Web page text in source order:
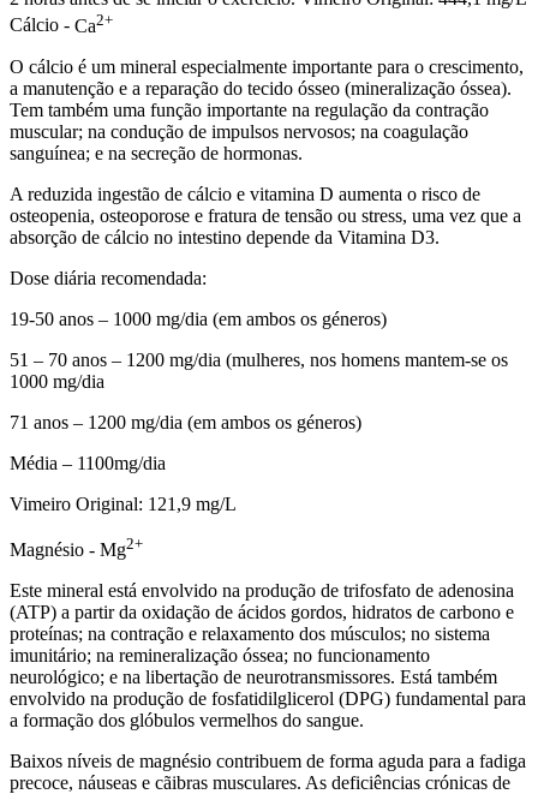
Cálcio - Ca2+
O cálcio é um mineral especialmente importante para o crescimento,
a manutenção e a reparação do tecido ósseo (mineralização óssea).
Tem também uma função importante na regulação da contração
muscular; na condução de impulsos nervosos; na coagulação
sanguínea; e na secreção de hormonas.
A reduzida ingestão de cálcio e vitamina D aumenta o risco de
osteopenia, osteoporose e fratura de tensão ou stress, uma vez que a
absorção de cálcio no intestino depende da Vitamina D3.
Dose diária recomendada:
19-50 anos – 1000 mg/dia (em ambos os géneros)
51 – 70 anos – 1200 mg/dia (mulheres, nos homens mantem-se os
1000 mg/dia
71 anos – 1200 mg/dia (em ambos os géneros)
Média – 1100mg/dia
Vimeiro Original: 121,9 mg/L
Magnésio - Mg2+
Este mineral está envolvido na produção de trifosfato de adenosina
(ATP) a partir da oxidação de ácidos gordos, hidratos de carbono e
proteínas; na contração e relaxamento dos músculos; no sistema
imunitário; na remineralização óssea; no funcionamento
neurológico; e na libertação de neurotransmissores. Está também
envolvido na produção de fosfatidilglicerol (DPG) fundamental para
a formação dos glóbulos vermelhos do sangue.
Baixos níveis de magnésio contribuem de forma aguda para a fadiga
precoce, náuseas e cãibras musculares. As deficiências crónicas de